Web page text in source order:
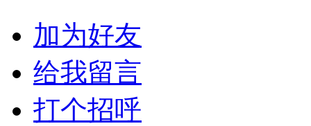
加为好友
给我留言
打个招呼